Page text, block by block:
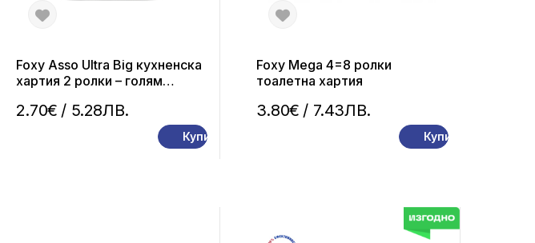
2.70€ / 5.28ЛВ.
Foxy Asso Ultra Big кухненска
хартия 2 ролки – голям
Купи
3.80€ / 7.43ЛВ.
Foxy Mega 4=8 ролки
тоалетна хартия
Купи